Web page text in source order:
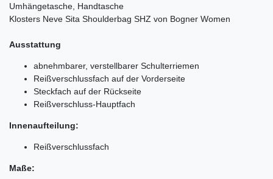
Umhängetasche, Handtasche
Klosters Neve Sita Shoulderbag SHZ von Bogner Women
Ausstattung
abnehmbarer, verstellbarer Schulterriemen
Reißverschlussfach auf der Vorderseite
Steckfach auf der Rückseite
Reißverschluss-Hauptfach
Innenaufteilung:
Reißverschlussfach
Maße: